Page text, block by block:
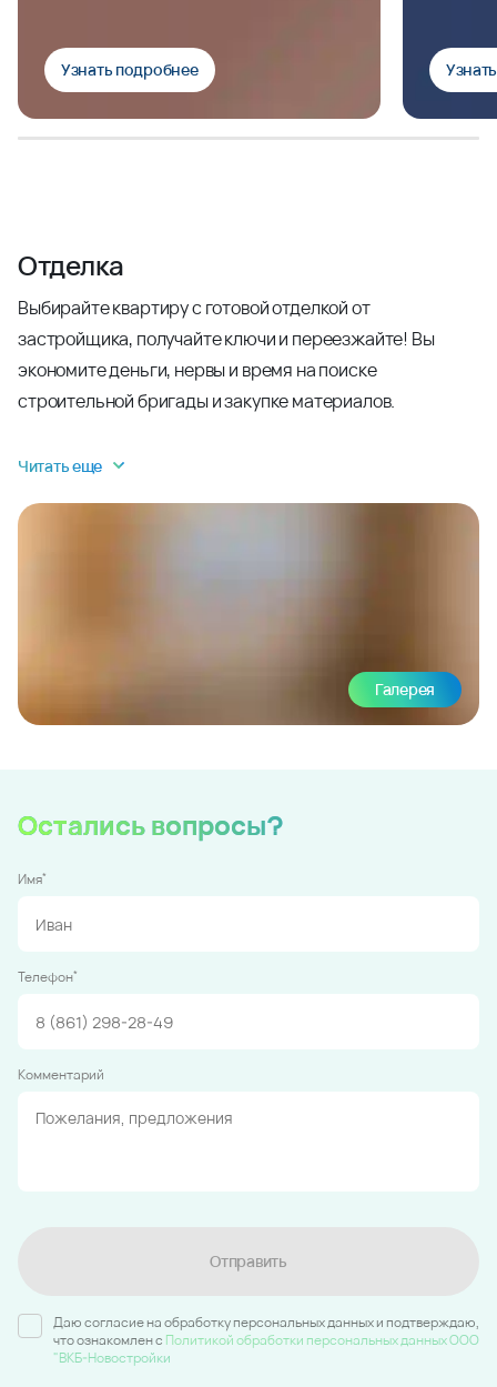
Узнать подробнее
Отделка
Выбирайте квартиру с готовой отделкой от
застройщика, получайте ключи и переезжайте! Вы
экономите деньги, нервы и время на поиске
строительной бригады и закупке материалов.
Читать еще
Галерея
Остались вопросы?
Имя*
Телефон*
Комментарий
Отправить
Даю согласие на обработку персональных данных и подтверждаю,
что ознакомлен c Политикой обработки персональных данных ООО
"ВКБ-Новостройки